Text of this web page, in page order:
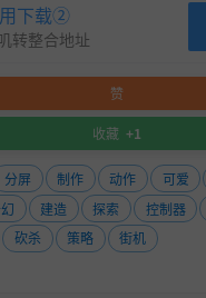
下载②
转整合地址
赞
收藏 +1
分屏 制作 动作 可爱
建造 探索 控制器
砍杀 策略
街机